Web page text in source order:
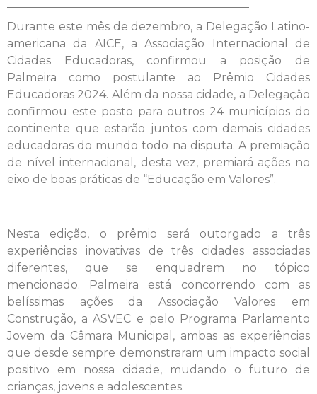
Durante este mês de dezembro, a Delegação Latino-
americana da AICE, a Associação Internacional de
Cidades Educadoras, confirmou a posição de
Palmeira como postulante ao Prêmio Cidades
Educadoras 2024. Além da nossa cidade, a Delegação
confirmou este posto para outros 24 municípios do
continente que estarão juntos com demais cidades
educadoras do mundo todo na disputa. A premiação
de nível internacional, desta vez, premiará ações no
eixo de boas práticas de “Educação em Valores”.
Nesta edição, o prêmio será outorgado a três
experiências inovativas de três cidades associadas
diferentes, que se enquadrem no tópico
mencionado. Palmeira está concorrendo com as
belíssimas ações da Associação Valores em
Construção, a ASVEC e pelo Programa Parlamento
Jovem da Câmara Municipal, ambas as experiências
que desde sempre demonstraram um impacto social
positivo em nossa cidade, mudando o futuro de
crianças, jovens e adolescentes.